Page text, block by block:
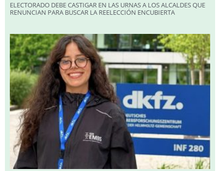
ELECTORADO DEBE CASTIGAR EN LAS URNAS A LOS ALCALDES QUE
RENUNCIAN PARA BUSCAR LA REELECCIÓN ENCUBIERTA